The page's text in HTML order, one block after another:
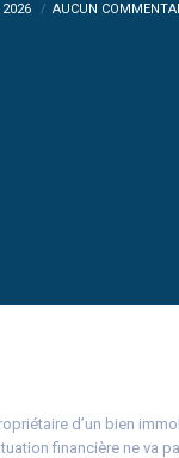
2026 AUCUN
d’un bien
financière ne va